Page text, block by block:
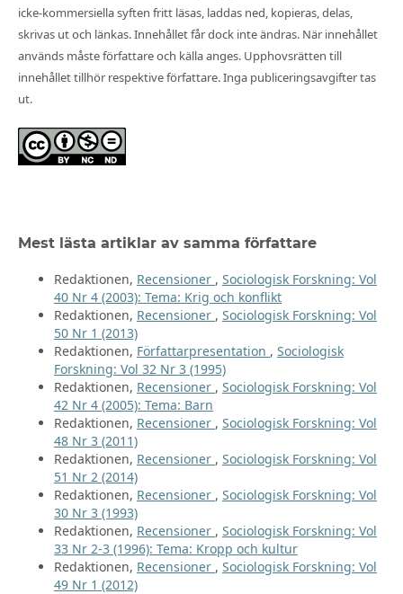
icke-kommersiella syften fritt läsas, laddas ned, kopieras, delas,
skrivas ut och länkas. Innehållet får dock inte ändras. När innehållet
används måste författare och källa anges. Upphovsrätten till
innehållet tillhör respektive författare. Inga publiceringsavgifter tas
ut.
Mest lästa artiklar av samma författare
Redaktionen, Recensioner , Sociologisk Forskning: Vol
40 Nr 4 (2003): Tema: Krig och konflikt
Redaktionen, Recensioner , Sociologisk Forskning: Vol
50 Nr 1 (2013)
Redaktionen, Författarpresentation , Sociologisk
Forskning: Vol 32 Nr 3 (1995)
Redaktionen, Recensioner , Sociologisk Forskning: Vol
42 Nr 4 (2005): Tema: Barn
Redaktionen, Recensioner , Sociologisk Forskning: Vol
48 Nr 3 (2011)
Redaktionen, Recensioner , Sociologisk Forskning: Vol
51 Nr 2 (2014)
Redaktionen, Recensioner , Sociologisk Forskning: Vol
30 Nr 3 (1993)
Redaktionen, Recensioner , Sociologisk Forskning: Vol
33 Nr 2-3 (1996): Tema: Kropp och kultur
Redaktionen, Recensioner , Sociologisk Forskning: Vol
49 Nr 1 (2012)